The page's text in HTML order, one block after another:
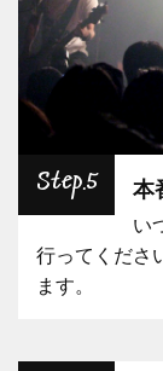
Step.5 本
い
行ってくださ
ます。